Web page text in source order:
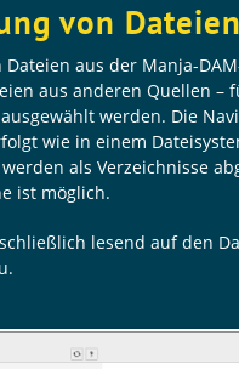
von Dateien
Dateien aus der Manja-
aus anderen Quellen –
werden. Die
wie in einem
als Verzeichnisse
ist möglich.
lesend auf den